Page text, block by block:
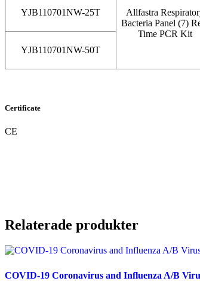
YJB110701NW-25T
Allfastra
Bacteria Panel (7)
Time PCR Kit
YJB110701NW-50T
Certificate
CE
Relaterade produkter
COVID-19 Coronavirus and Influenza A/B